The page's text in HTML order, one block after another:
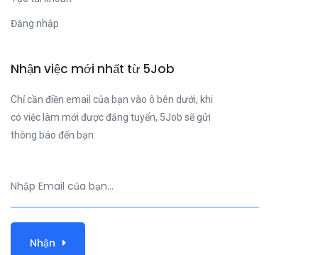
Đăng nhập
Nhận việc mới nhất từ 5Job
Chỉ cần điền email của bạn vào ô bên dưới, khi
có việc làm mới được đăng tuyển, 5Job sẽ gửi
thông báo đến bạn.
Nhận